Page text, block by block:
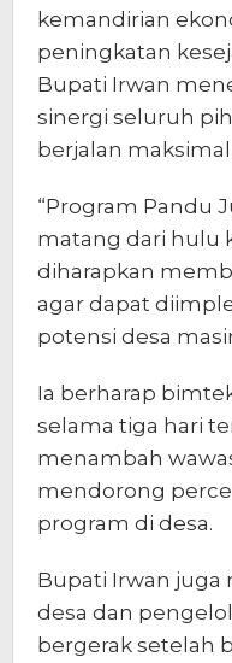
kemandirian
peningkatan
Bupati Irwan
sinergi seluruh
berjalan
“Program Pandu
matang dari hulu
diharapkan
agar dapat
potensi desa
Ia berharap
selama tiga hari
menambah
mendorong
program di desa.
Bupati Irwan juga
desa dan
bergerak setelah